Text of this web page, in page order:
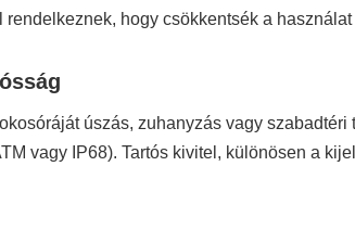
hogy csökkentsék a
úszás, zuhanyzás vagy
vagy IP68). Tartós kivitel, különösen a